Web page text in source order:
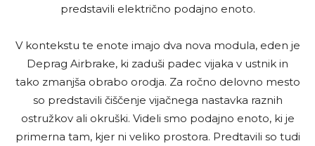
predstavili električno podajno enoto.
V kontekstu te enote imajo dva nova modula, eden je
Deprag Airbrake, ki zaduši padec vijaka v ustnik in
tako zmanjša obrabo orodja. Za ročno delovno mesto
so predstavili čiščenje vijačnega nastavka raznih
ostružkov ali okruški. Videli smo podajno enoto, ki je
primerna tam, kjer ni veliko prostora. Predtavili so tudi